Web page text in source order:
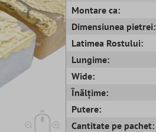
Montare ca:
Dimensiunea pietrei:
Latimea Rostului:
Lungime:
Wide:
Înălțime:
Putere:
Cantitate pe pachet: